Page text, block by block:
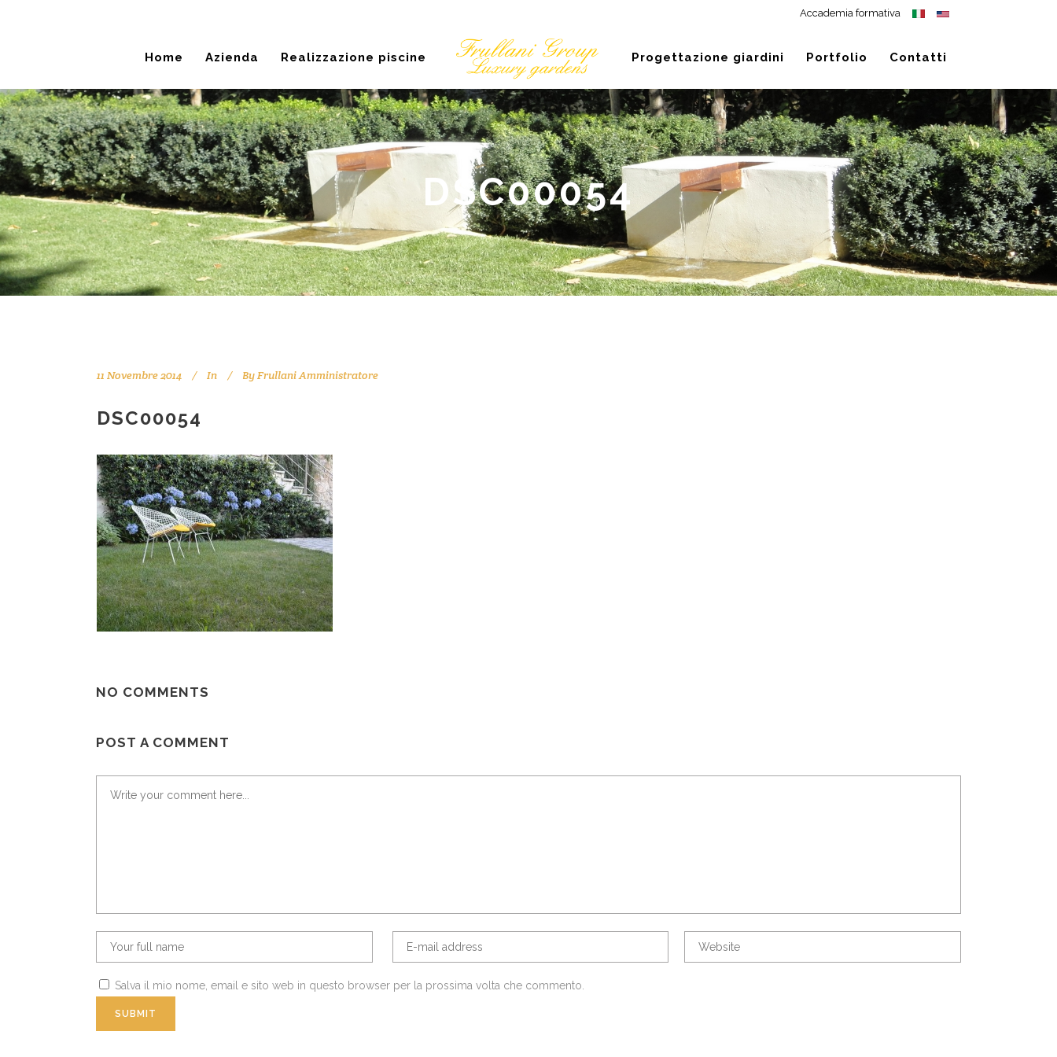
Accademia formativa
Home Azienda Realizzazione piscine Progettazione giardini Portfolio Contatti
DSC00054
11 Novembre 2014 In ByFrullani Amministratore
DSC00054
NO COMMENTS
POST A COMMENT
Salva il mio nome, email e sito web in questo browser per la prossima volta che commento.